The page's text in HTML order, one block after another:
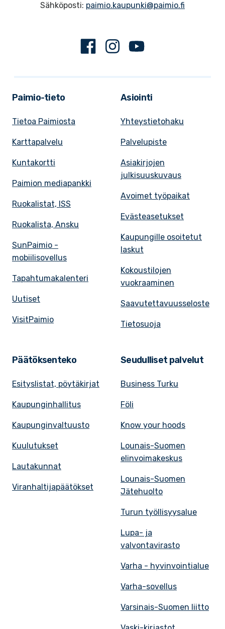
Sähköposti: paimio.kaupunki@paimio.fi
FacebookInstagram
Paimio-tieto
Tietoa Paimiosta
Karttapalvelu
Kuntakortti
Paimion mediapankki
Ruokalistat, ISS
Ruokalista, Ansku
SunPaimio -
mobiilisovellus
Tapahtumakalenteri
Uutiset
VisitPaimio
Asiointi
Yhteystietohaku
Palvelupiste
Asiakirjojen
julkisuuskuvaus
Avoimet työpaikat
Evästeasetukset
Kaupungille osoitetut
laskut
Kokoustilojen
vuokraaminen
Saavutettavuusseloste
Tietosuoja
Päätöksenteko
Esityslistat, pöytäkirjat
Kaupunginhallitus
Kaupunginvaltuusto
Kuulutukset
Lautakunnat
Viranhaltijapäätökset
Seudulliset palvelut
Business Turku
Föli
Know your hoods
Lounais-Suomen
elinvoimakeskus
Lounais-Suomen
Jätehuolto
Turun työllisyysalue
Lupa- ja
valvontavirasto
Varha - hyvinvointialue
Varha-sovellus
Varsinais-Suomen liitto